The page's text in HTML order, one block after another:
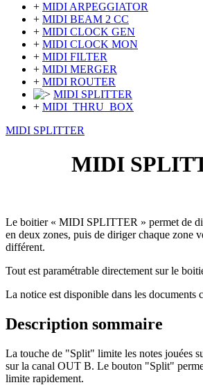
+ MIDI ARPEGGIATOR
+ MIDI BEAM 2 CC
+ MIDI CLOCK GEN
+ MIDI CLOCK MON
+ MIDI FILTER
+ MIDI MERGER
+ MIDI ROUTER
MIDI SPLITTER
+ MIDI_THRU_BOX
MIDI SPLITTER
MIDI
Le boitier « MIDI SPLITTER » permet de
en deux zones, puis de diriger chaque zone
différent.
Tout est paramétrable directement sur le
La notice est disponible dans les documents
Description sommaire
La touche de "Split" limite les notes jouées
sur la canal OUT B. Le bouton "Split"
limite rapidement.